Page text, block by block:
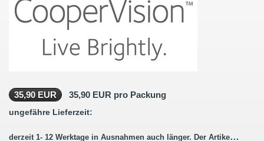
35,90 EUR 35,90 EUR pro Packung
ungefähre Lieferzeit:
derzeit 1- 12 Werktage in Ausnahmen auch länger. Der Artikel wird für Sie bestellt (hergestellt)